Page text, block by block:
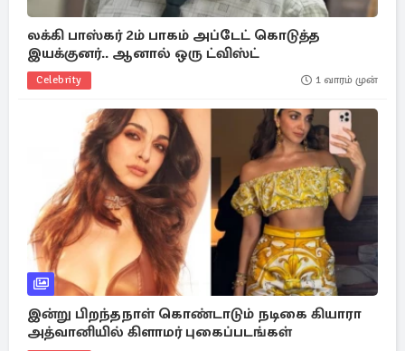
லக்கி பாஸ்கர் 2ம் பாகம் அப்டேட் கொடுத்த
இயக்குனர்.. ஆனால் ஒரு ட்விஸ்ட்
Celebrity 1 வாரம் முன்
இன்று பிறந்தநாள் கொண்டாடும் நடிகை கியாரா
அத்வானியில் கிளாமர் புகைப்படங்கள்